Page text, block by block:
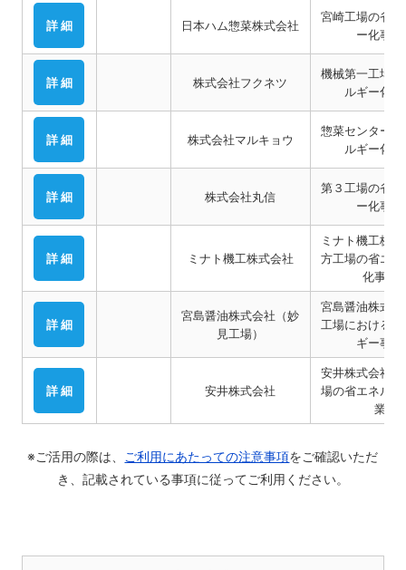
詳 細 日本ハム惣菜株式会社
宮崎工場の省
ー化事業
詳 細 株式会社フクネツ
機械第一工場
ルギー化
詳 細 株式会社マルキョウ
惣菜センター
ルギー化
詳 細 株式会社丸信
第３工場の省
ー化事業
詳 細 ミナト機工株式会社
ミナト機工株
方工場の省エ
化事業
詳 細
宮島醤油株式会社（妙
見工場）
宮島醤油株式
工場における
ギー事業
詳 細 安井株式会社
安井株式会社
場の省エネル
業
※ご活用の際は、 ご利用にあたっての注意事項をご確認いただ
き、記載されている事項に従ってご利用ください。